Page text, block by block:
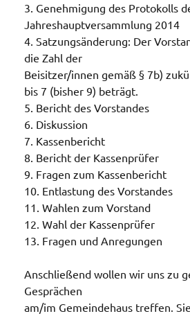
3. Genehmigung des Protokolls
Jahreshauptversammlung 2014
4. Satzungsänderung: Der
die Zahl der
Beisitzer/innen gemäß § 7b)
bis 7 (bisher 9) beträgt.
5. Bericht des Vorstandes
6. Diskussion
7. Kassenbericht
8. Bericht der Kassenprüfer
9. Fragen zum Kassenbericht
10. Entlastung des Vorstandes
11. Wahlen zum Vorstand
12. Wahl der Kassenprüfer
13. Fragen und Anregungen
Anschließend wollen wir uns zu
Gesprächen
am/im Gemeindehaus treffen.